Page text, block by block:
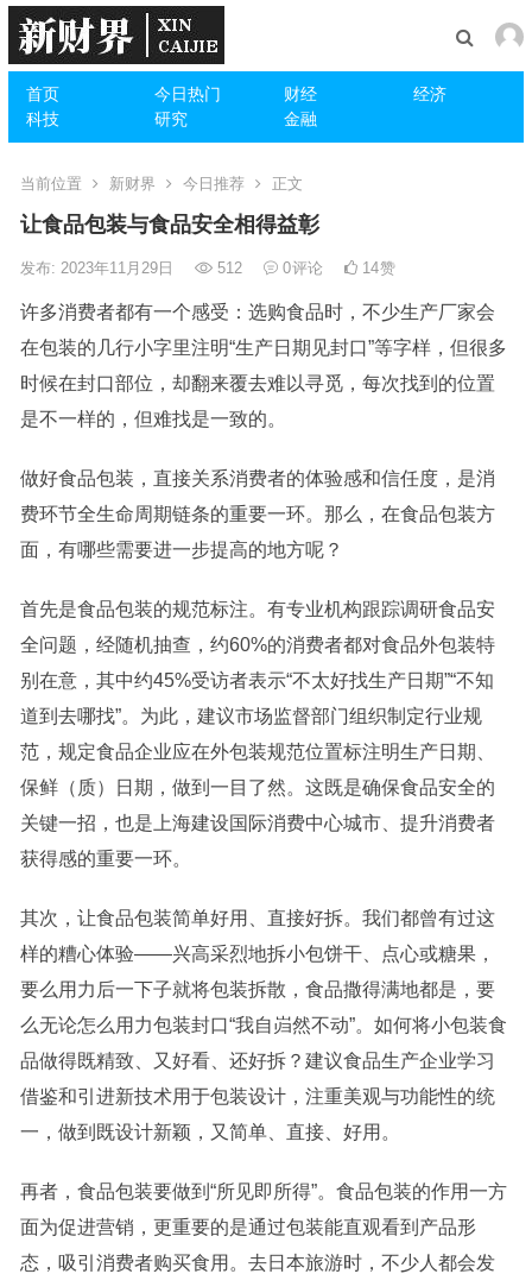
首页 今日热门 财经
经济
科技
研究 金融
当前位置 新财界 今日推荐 正文
让食品包装与食品安全相得益彰
发布: 2023年11月29日 512 0评论 14赞
许多消费者都有一个感受：选购食品时，不少生产厂家会
在包装的几行小字里注明“生产日期见封口”等字样，但很多
时候在封口部位，却翻来覆去难以寻觅，每次找到的位置
是不一样的，但难找是一致的。
做好食品包装，直接关系消费者的体验感和信任度，是消
费环节全生命周期链条的重要一环。那么，在食品包装方
面，有哪些需要进一步提高的地方呢？
首先是食品包装的规范标注。有专业机构跟踪调研食品安
全问题，经随机抽查，约60%的消费者都对食品外包装特
别在意，其中约45%受访者表示“不太好找生产日期”“不知
道到去哪找”。为此，建议市场监督部门组织制定行业规
范，规定食品企业应在外包装规范位置标注明生产日期、
保鲜（质）日期，做到一目了然。这既是确保食品安全的
关键一招，也是上海建设国际消费中心城市、提升消费者
获得感的重要一环。
其次，让食品包装简单好用、直接好拆。我们都曾有过这
样的糟心体验——兴高采烈地拆小包饼干、点心或糖果，
要么用力后一下子就将包装拆散，食品撒得满地都是，要
么无论怎么用力包装封口“我自岿然不动”。如何将小包装食
品做得既精致、又好看、还好拆？建议食品生产企业学习
借鉴和引进新技术用于包装设计，注重美观与功能性的统
一，做到既设计新颖，又简单、直接、好用。
再者，食品包装要做到“所见即所得”。食品包装的作用一方
面为促进营销，更重要的是通过包装能直观看到产品形
态，吸引消费者购买食用。去日本旅游时，不少人都会发